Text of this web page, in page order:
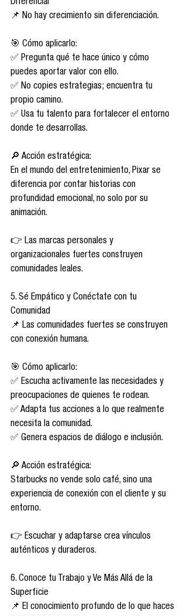
Diferencial
📌 No hay crecimiento sin diferenciación.
🎯 Cómo aplicarlo:
✅ Pregunta qué te hace único y cómo
puedes aportar valor con ello.
✅ No copies estrategias; encuentra tu
propio camino.
✅ Usa tu talento para fortalecer el entorno
donde te desarrollas.
🔎 Acción estratégica:
En el mundo del entretenimiento, Pixar se
diferencia por contar historias con
profundidad emocional, no solo por su
animación.
👉 Las marcas personales y
organizacionales fuertes construyen
comunidades leales.
5. Sé Empático y Conéctate con tu
Comunidad
📌 Las comunidades fuertes se construyen
con conexión humana.
🎯 Cómo aplicarlo:
✅ Escucha activamente las necesidades y
preocupaciones de quienes te rodean.
✅ Adapta tus acciones a lo que realmente
necesita la comunidad.
✅ Genera espacios de diálogo e inclusión.
🔎 Acción estratégica:
Starbucks no vende solo café, sino una
experiencia de conexión con el cliente y su
entorno.
👉 Escuchar y adaptarse crea vínculos
auténticos y duraderos.
6. Conoce tu Trabajo y Ve Más Allá de la
Superficie
📌 El conocimiento profundo de lo que haces